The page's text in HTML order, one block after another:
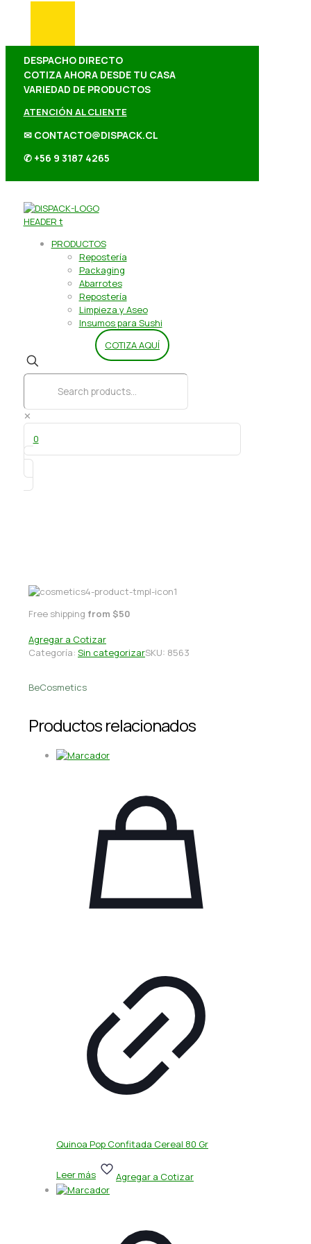
DESPACHO DIRECTO
COTIZA AHORA DESDE TU CASA
VARIEDAD DE PRODUCTOS
ATENCIÓN AL CLIENTE
✉ CONTACTO@DISPACK.CL
✆ +56 9 3187 4265
PRODUCTOS
Repostería
Packaging
Abarrotes
Repostería
Limpieza y Aseo
Insumos para Sushi
COTIZA AQUÍ
✕
0
Free shipping from $50
Agregar a Cotizar
Categoría: Sin categorizarSKU: 8563
BeCosmetics
Productos relacionados
Quinoa Pop Confitada Cereal 80 Gr
Leer más Agregar a Cotizar